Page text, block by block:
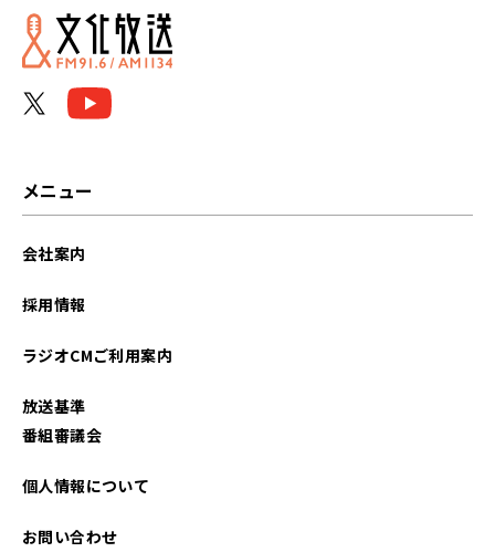
2024年12月
メニュー
会社案内
採用情報
ラジオCMご利用案内
放送基準
番組審議会
個人情報について
お問い合わせ